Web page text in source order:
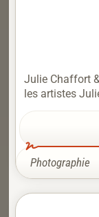
Julie Chaffort
les artistes
Photographie